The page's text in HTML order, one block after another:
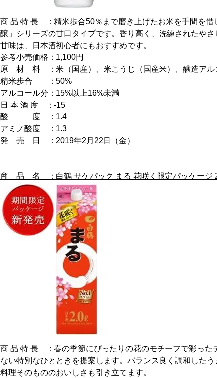
商 品 特 長 ：精米歩合50％まで磨き上げたお米を手間を惜
醸」シリーズの甘口タイプです。香り高く、洗練されたや
甘味は、日本酒初心者にもおすすめです。
参考小売価格：1,100円
原 材 料 ：米（国産）、米こうじ（国産米）、醸造アル
精米歩合 ：50%
アルコール分：15%以上16%未満
日 本 酒 度 ：-15
酸 度 ：1.4
アミノ酸度 ：1.3
発 売 日 ：2019年2月22日（金）
商 品 名 ：白鶴 サケパック まる 花咲く限定パッケージ
商 品 特 長 ：春の季節にぴったりの花のモチーフで彩った
ない特別なひとときを提案します。バランス良く調和した
料理そのもののおいしさも引き立てます。